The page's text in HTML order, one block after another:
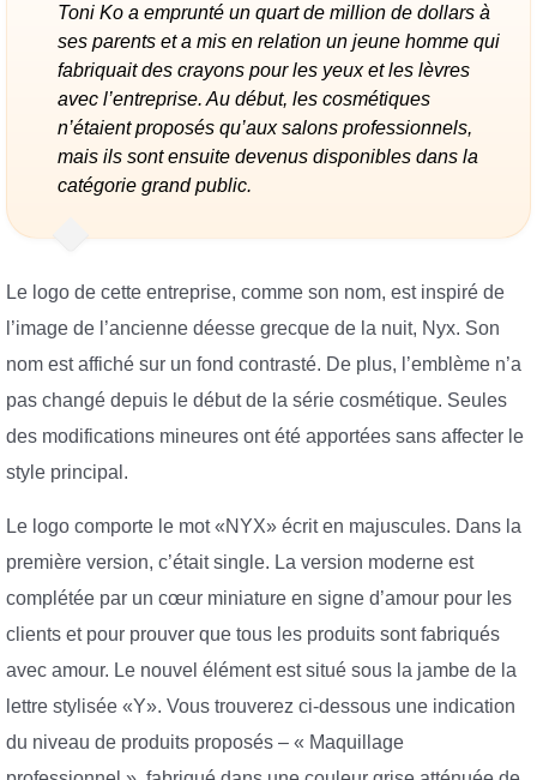
Toni Ko a emprunté un quart de million de dollars à
ses parents et a mis en relation un jeune homme qui
fabriquait des crayons pour les yeux et les lèvres
avec l’entreprise. Au début, les cosmétiques
n’étaient proposés qu’aux salons professionnels,
mais ils sont ensuite devenus disponibles dans la
catégorie grand public.
Le logo de cette entreprise, comme son nom, est inspiré de
l’image de l’ancienne déesse grecque de la nuit, Nyx. Son
nom est affiché sur un fond contrasté. De plus, l’emblème n’a
pas changé depuis le début de la série cosmétique. Seules
des modifications mineures ont été apportées sans affecter le
style principal.
Le logo comporte le mot «NYX» écrit en majuscules. Dans la
première version, c’était single. La version moderne est
complétée par un cœur miniature en signe d’amour pour les
clients et pour prouver que tous les produits sont fabriqués
avec amour. Le nouvel élément est situé sous la jambe de la
lettre stylisée «Y». Vous trouverez ci-dessous une indication
du niveau de produits proposés – « Maquillage